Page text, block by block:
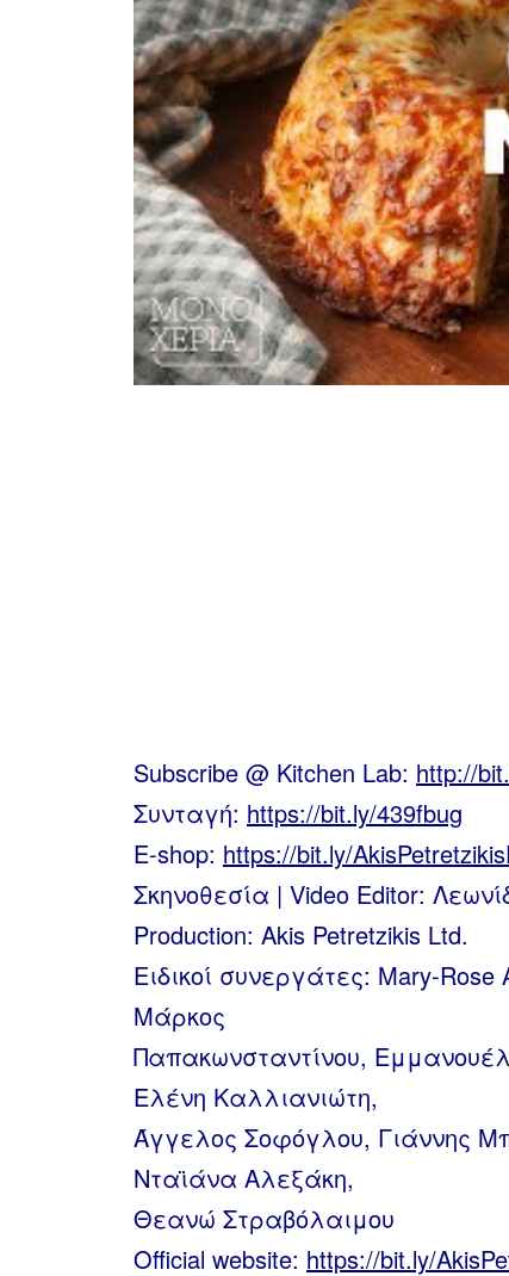
Subscribe @ Kitchen Lab: http://
Συνταγή: https://bit.ly/439fbug
E-shop: https://bit.ly/
Σκηνοθεσία | Video Editor:
Production: Akis Petretzikis Ltd.
Ειδικοί συνεργάτες: Mary-
Μάρκος
Παπακωνσταντίνου,
Ελένη Καλλιανιώτη,
Άγγελος Σοφόγλου, Γιάννης
Νταϊάνα Αλεξάκη,
Θεανώ Στραβόλαιμου
Official website: https://bit.ly/